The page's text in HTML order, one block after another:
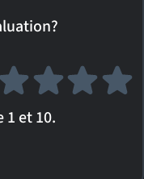
et 10.